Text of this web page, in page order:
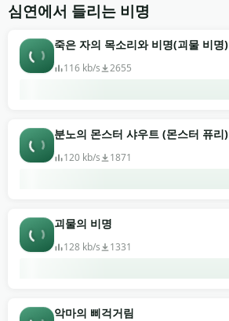
심연에서 들리는 비명
죽은 자의 목소리와 비명(괴물 비명)
116 kb/s 2655
분노의 몬스터 샤우트 (몬스터 퓨리)
120 kb/s 1871
괴물의 비명
128 kb/s 1331
악마의 삐걱거림